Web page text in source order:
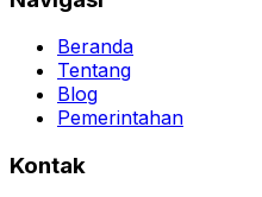
Beranda
Tentang
Blog
Pemerintahan
Kontak